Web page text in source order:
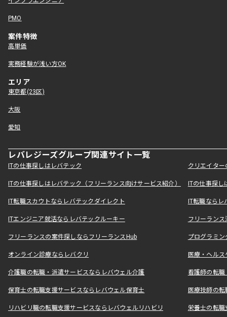
PMO
案件特徴
高単価
実務経験が浅い方OK
エリア
東京都(23区)
大阪
愛知
レバレジーズグループ関連サイト一覧
ITの仕事探しはレバテック クリエイタ
ITの仕事探しはレバテック（フリーランス向けサービス紹介） ITの仕事探
IT転職スカウトならレバテックダイレクト IT転職なら
ITエンジニア就活ならレバテックルーキー フリーラン
フリーランスの案件探しならフリーランスHub プログラミ
オンライン診療ならレバクリ 医療・ヘル
介護職の転職・派遣サービスならレバウェル介護 看護師の転
保育士の転職支援サービスならレバウェル保育士 医療技師の
リハビリ職の転職支援サービスならレバウェルリハビリ 栄養士の転